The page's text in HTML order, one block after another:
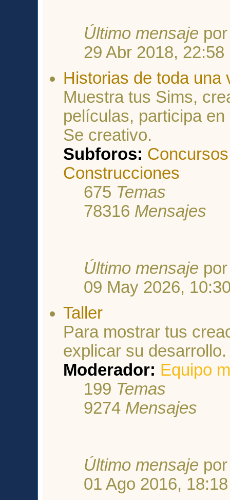
Último mensaje
29 Abr 2018, 22:58
Historias de toda una
Muestra tus Sims,
películas, participa
Se creativo.
Subforos: Concursos
Construcciones
675 Temas
78316 Mensajes
Último mensaje
09 May 2026,
Taller
Para mostrar tus
explicar su desarrollo.
Moderador: Equipo
199 Temas
9274 Mensajes
Último mensaje
01 Ago 2016, 18:18